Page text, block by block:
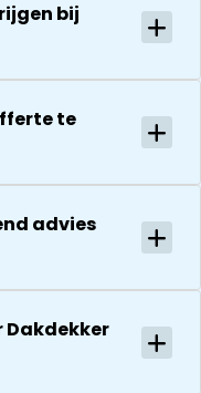
bij
te
advies
Dakdekker